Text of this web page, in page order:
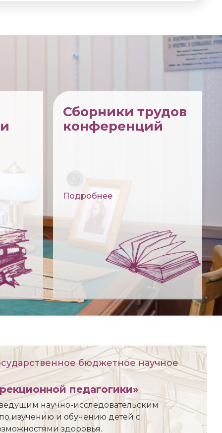
Сборники трудов
конференций
Подробнее
бюджетное научное
педагогики»
ведущим научно-исследовательским
изучению и обучению детей с
здоровья.